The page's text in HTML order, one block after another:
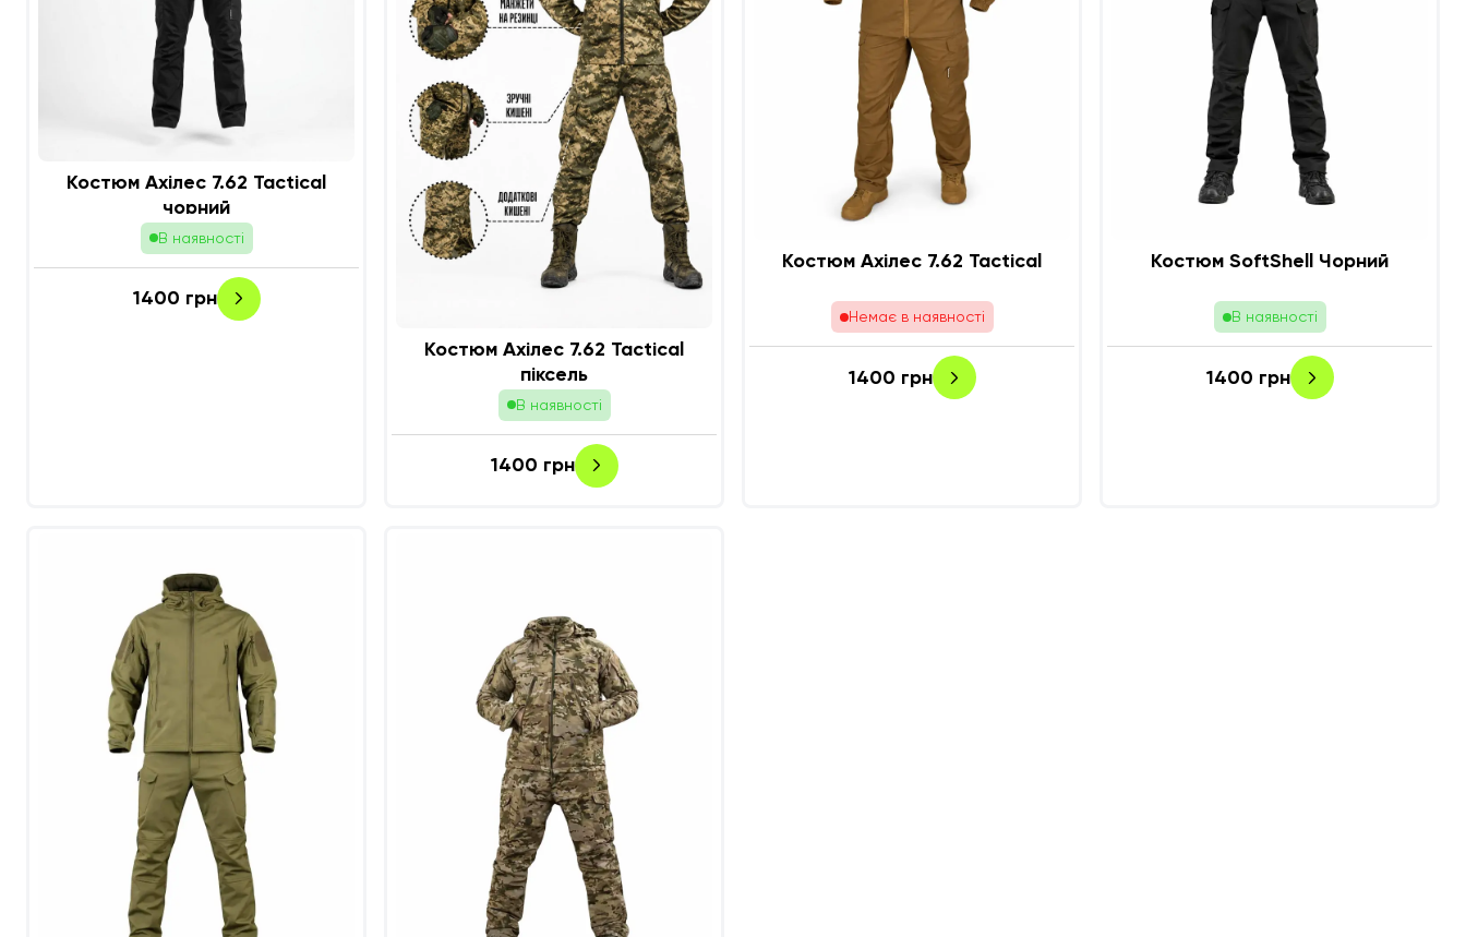
Костюм Ахілес 7.62 Tactical
чорний
В наявності
1400 грн
Костюм Ахілес 7.62 Tactical
піксель
В наявності
1400 грн
Костюм Ахілес 7.62 Tactical
Немає в наявності
1400 грн
Костюм SoftShell Чорний
В наявності
1400 грн